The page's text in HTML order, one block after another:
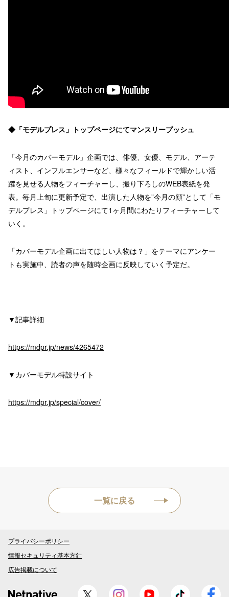
◆「モデルプレス」トップページにてマンスリープッシュ
「今月のカバーモデル」企画では、俳優、女優、モデル、アーテ
ィスト、インフルエンサーなど、様々なフィールドで輝かしい活
躍を見せる人物をフィーチャーし、撮り下ろしのWEB表紙を発
表。毎月上旬に更新予定で、出演した人物を”今月の顔”として「モ
デルプレス」トップページにて1ヶ月間にわたりフィーチャーして
いく。
「カバーモデル企画に出てほしい人物は？」をテーマにアンケー
トも実施中、読者の声を随時企画に反映していく予定だ。
▼記事詳細
https://mdpr.jp/news/4265472
▼カバーモデル特設サイト
https://mdpr.jp/special/cover/
一覧に戻る
プライバシーポリシー
情報セキュリティ基本方針
広告掲載について
公式TikTok